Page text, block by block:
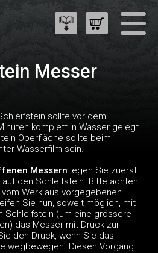
Messer
sollte vor dem
komplett in Wasser gelegt
Oberfläche sollte beim
Wasserfilm sein.
Messern legen Sie zuerst
den Schleifstein. Bitte achten
Werk aus vorgegebenen
Sie nun, soweit möglich, mit
Schleifstein (um eine grössere
das Messer mit Druck zur
den Druck, wenn Sie das
wegbewegen. Diesen Vorgang